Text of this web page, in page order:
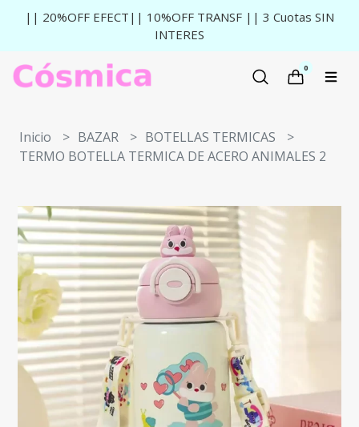
|| 20%OFF EFECT|| 10%OFF TRANSF || 3 Cuotas SIN
INTERES
0
Inicio BAZAR
BOTELLAS TERMICAS
TERMO BOTELLA TERMICA DE ACERO ANIMALES 2